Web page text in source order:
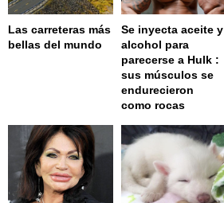
Las carreteras más
bellas del mundo
Se inyecta aceite y
alcohol para
parecerse a Hulk :
sus músculos se
endurecieron
como rocas